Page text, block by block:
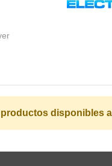
productos disponibles